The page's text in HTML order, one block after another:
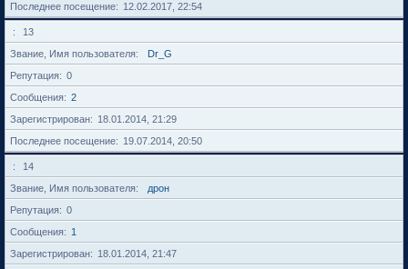
Последнее посещение
12.02.2017, 22:54
13
Звание, Имя пользователя
Dr_G
Репутация
0
Сообщения
2
Зарегистрирован
18.01.2014, 21:29
Последнее посещение
19.07.2014, 20:50
14
Звание, Имя пользователя
дрон
Репутация
0
Сообщения
1
Зарегистрирован
18.01.2014, 21:47